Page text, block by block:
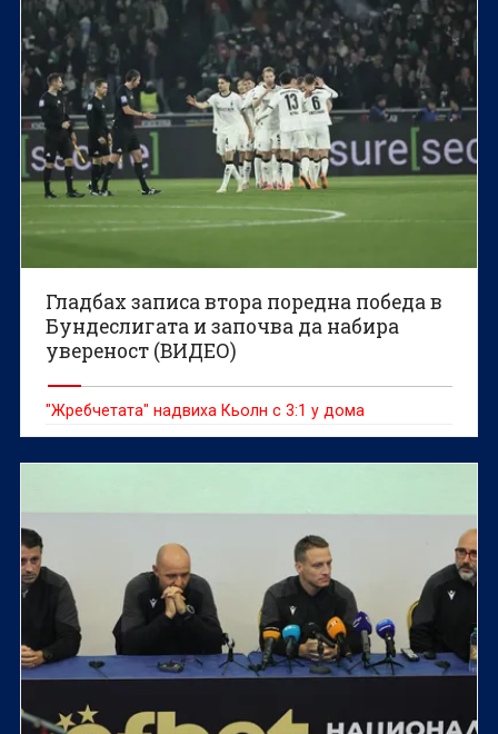
Гладбах записа втора поредна победа в
Бундеслигата и започва да набира
увереност (ВИДЕО)
"Жребчетата" надвиха Кьолн с 3:1 у дома